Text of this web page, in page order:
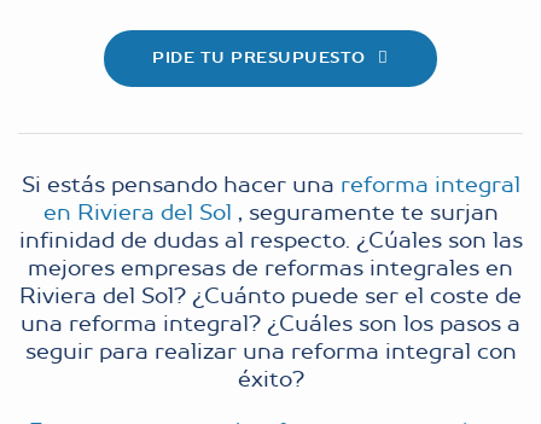
PIDE TU PRESUPUESTO
Si estás pensando hacer una reforma integral
en Riviera del Sol , seguramente te surjan
infinidad de dudas al respecto. ¿Cúales son las
mejores empresas de reformas integrales en
Riviera del Sol? ¿Cuánto puede ser el coste de
una reforma integral? ¿Cuáles son los pasos a
seguir para realizar una reforma integral con
éxito?